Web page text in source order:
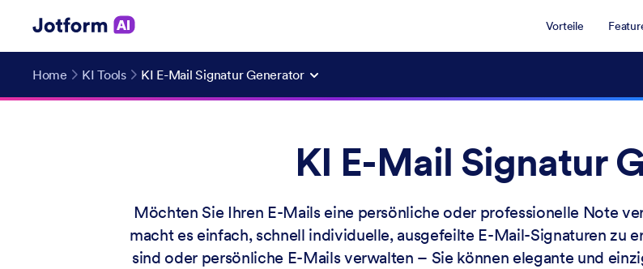
Vorteile
Home KI Tools KI E-Mail Signatur Generator
KI E-Mail Signatur
Möchten Sie Ihren E-Mails eine persönliche oder professionelle Note
macht es einfach, schnell individuelle, ausgefeilte E-Mail-Signaturen zu
sind oder persönliche E-Mails verwalten – Sie können elegante und